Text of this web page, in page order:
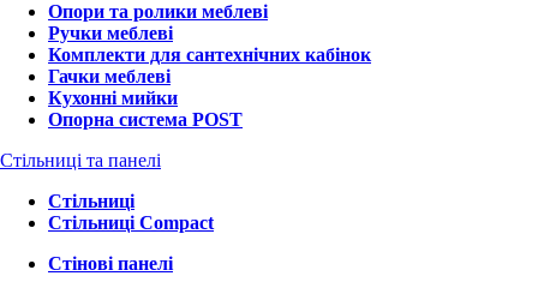
Опори та ролики меблеві
Ручки меблеві
Комплекти для сантехнічних кабінок
Гачки меблеві
Кухонні мийки
Опорна система POST
Стільниці та панелі
Стільниці
Стільниці Compact
Стінові панелі